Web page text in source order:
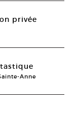
privée
Anne